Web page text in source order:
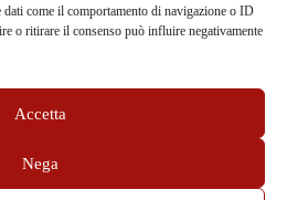
dati come il comportamento di navigazione o ID
o ritirare il consenso può influire negativamente
Accetta
Nega